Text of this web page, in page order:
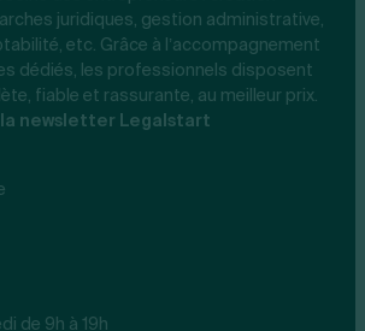
juridiques, gestion administrative,
etc. Grâce à l’accompagnement
dédiés, les professionnels disposent
fiable et rassurante, au meilleur prix.
la newsletter Legalstart
de 9h à 19h